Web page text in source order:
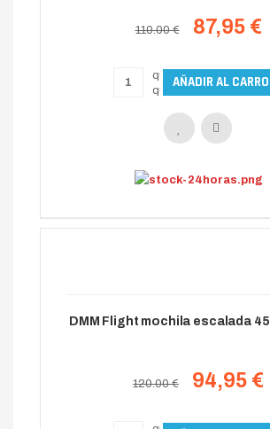
110.00 € 87,95 €
DMM Flight mochila escalada
120.00 € 94,95 €